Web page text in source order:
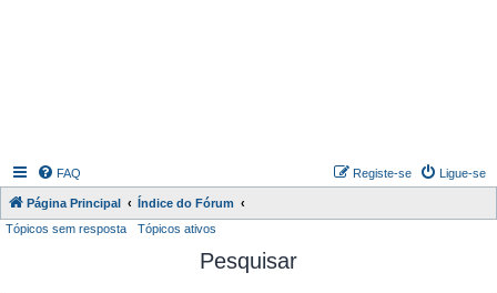
FAQ Ligue-se
Registe-se
Página Principal
Índice do Fórum
Tópicos sem resposta
Tópicos ativos
Pesquisar